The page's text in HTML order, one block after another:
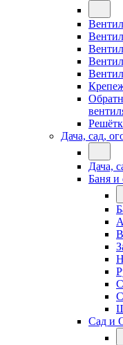
Дача, сад,
Дача,
Баня и
Сад и